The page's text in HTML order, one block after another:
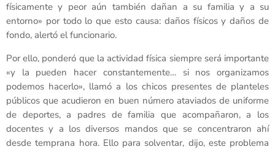
físicamente y peor aún también dañan a su familia y a su
entorno» por todo lo que esto causa: daños físicos y daños de
fondo, alertó el funcionario.
Por ello, ponderó que la actividad física siempre será importante
«y la pueden hacer constantemente… si nos organizamos
podemos hacerlo», llamó a los chicos presentes de planteles
públicos que acudieron en buen número ataviados de uniforme
de deportes, a padres de familia que acompañaron, a los
docentes y a los diversos mandos que se concentraron ahí
desde temprana hora. Ello para solventar, dijo, este problema